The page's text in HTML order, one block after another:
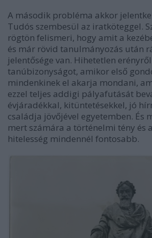
A második probléma akkor
Tudós szembesül az iratköteggel.
rögtön felismeri, hogy amit a
és már rövid tanulmányozás után
jelentősége van. Hihetetlen
tanúbizonyságot, amikor első
mindenkinek el akarja mondani,
ezzel teljes addigi pályafutását
évjáradékkal, kitüntetésekkel, jó
családja jövőjével egyetemben. És
mert számára a történelmi tény és
hitelesség mindennél fontosabb.